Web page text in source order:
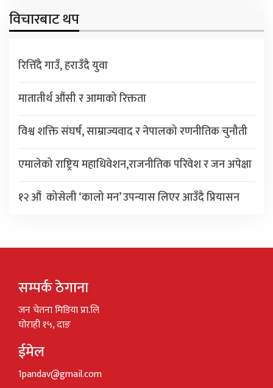
विचारबाट थप
रित्तिँदै गाउँ, हराउँदै युवा
मातातीर्थ औंसी र आमाको रिक्तता
विश्व शक्ति संघर्ष, साम्राज्यवाद र नेपालको रणनीतिक चुनौती
एमालेको राष्ट्रिय महाधिवेशन,राजनीतिक परिवेश र जन अपेक्षा
१२ औं कोसेली ‘कालो मन’ उपन्यास लिएर आउँदै प्रियासन
सम्पर्क ठेगाना
जन चेतना मिडिया प्रा.लि
घोराही १५, दाङ
ईमेल
1pandav@gmail.com